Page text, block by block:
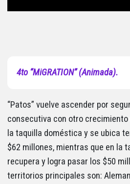
4to “MiGRATION” (Animada).
“Patos” vuelve ascender por
consecutiva con otro crecimiento
la taquilla doméstica y se ubica
$62 millones, mientras que en la
recupera y logra pasar los $50
territorios principales son: